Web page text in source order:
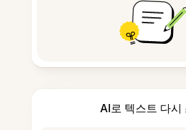
AI로 텍스트 다시